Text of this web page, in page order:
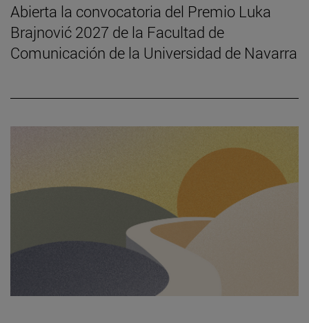
Abierta la convocatoria del Premio Luka
Brajnović 2027 de la Facultad de
Comunicación de la Universidad de Navarra